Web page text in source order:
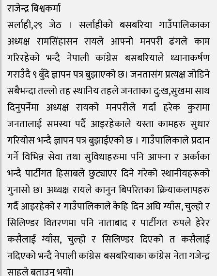
राजेन्द्र बिश्वकर्मा
सर्लाही,२९ जेठ । सर्लाहीको बसबरिया गाउँपालिकाका
अध्यक्ष रामसिंहासन रायले आफ्नो मनपरी ढंगले काम
गरिरहेको भन्दै नेपाली कांग्रेस बसबरियाले ध्यानाकर्षण
गराउँदै ९ बुँदे ज्ञापन पत्र बुझाएको छ। जनतासंग प्रत्यक्ष जोडिने
सबैभन्दा तल्लो तह स्थानिय तहले जनताका दु:ख,सुखमा साथ
दिनुपर्नेमा अध्यक्ष रायको मनपरीले गर्दा हरेक कुरामा
जनतालाई समस्या पर्दै आइरहेकाले यस्ता कामहरु सुधार
गरियोस भन्दै ज्ञापन पत्र बुझाईएको छ । गाउँपालिकाले प्रदान
गर्ने विभिन्न सेवा तथा सुविधाहरुमा पनि आफ्ना र अर्काका
भन्दै पार्टीगत हिसाबले छुट्याएर दिने गरेको स्थानीयहरूको
गुनासो छ। अध्यक्ष रायले कानुन बिपरितका क्रियाकलापहरु
गर्दै आइरहेको र गाउँपालिकाले केहि दिन अघि ग्याँस, चुल्हो र
सिलिण्डर वितरणमा पनि नाताबाद र पार्टीगत रुपले हेरेर
कसैलाई ग्याँस, चुल्हो र सिलिण्डर दिएको त कसैलाई
नदिएको भन्दै नेपाली कांग्रेस बसबरियाका कांग्रेस नेता गजेन्द्र